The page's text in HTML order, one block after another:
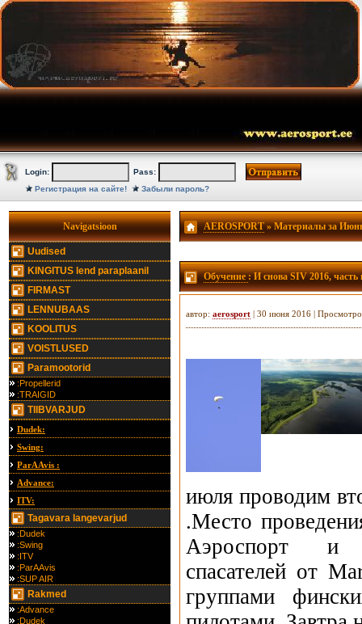
Login:
Pass:
Регистрация на сайте!
Забыли пароль?
Navigatsioon
Uudised
KINGITUS lend paraplaanil
FIRMAST
LENNUBAAS
KOOLITUS
VOISTLUSED
Paramootorid
:Propellerid
:TRAIGID
TIIBVARJUD
Dudek:
Swing:
ParAAvis :
Advance:
ITV:
Tagavara langevarjud
:Dudek
:Swing
:ITV
:ParAAvis
:SUP AIR
Rakmed
:Advance
:Dudek
AEROSPORT» Материалы за Июнь
Обучение: И снова SIV 2016, часть
автор: aerosport | 30 июня 2016 |
июля проводим
.Место
Аэроспорт и
спасателей от
группами